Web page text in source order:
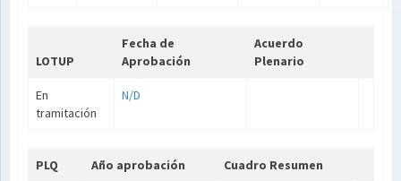
LOTUP
Fecha de
Aprobación
Acuerdo
Plenario
En
tramitación
N/D
PLQ Año aprobación Cuadro Resumen